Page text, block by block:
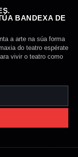
BANDEXA DE
a arte na súa forma
do teatro espérate
vivir o teatro como